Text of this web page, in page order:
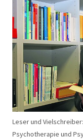
Leser und
Psychotherapie und